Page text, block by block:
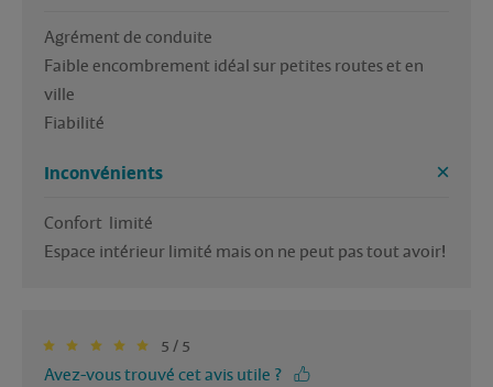
Agrément de conduite
Faible encombrement idéal sur petites routes et en
ville
Fiabilité
Inconvénients
Confort  limité
Espace intérieur limité mais on ne peut pas tout avoir!
5 / 5
Avez-vous trouvé cet avis utile ?